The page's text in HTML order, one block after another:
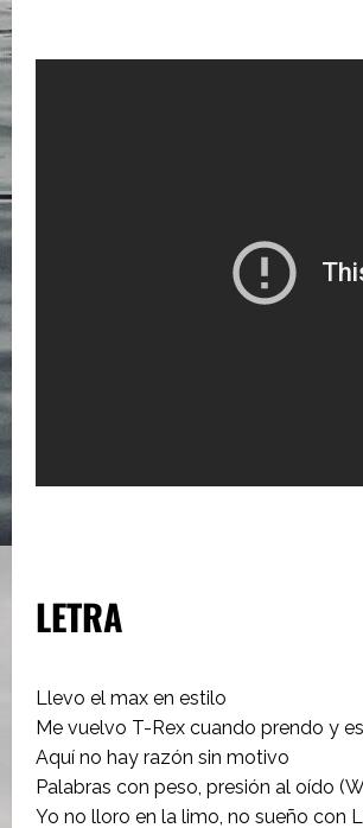
LETRA
Llevo el max en estilo
Me vuelvo T-Rex cuando prendo y
Aquí no hay razón sin motivo
Palabras con peso, presión al oído
Yo no lloro en la limo, no sueño con